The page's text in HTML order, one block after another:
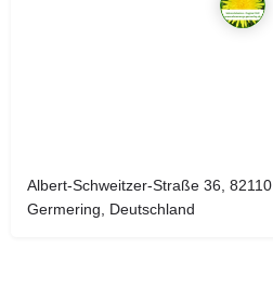
Albert-Schweitzer-Straße 36, 82110
Germering, Deutschland